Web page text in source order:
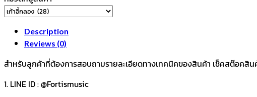
แกน
เกลียว
พร้อม
แป้น
เก้าอี้
Description
Reviews (0)
สำหรับลูกค้าที่ต้องการสอบถามรายละเอียดทางเทคนิคของสินค้า เช็คสต๊อค
1. LINE ID : @Fortismusic